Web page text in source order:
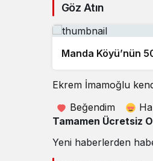
Göz Atın
Manda Köyü’nün
Ekrem İmamoğlu
Beğendim
Tamamen Ücretsiz
Yeni haberlerden